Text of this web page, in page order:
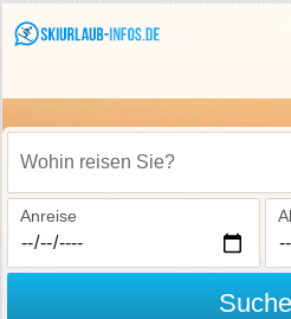
Wohin reisen Sie?
Anreise